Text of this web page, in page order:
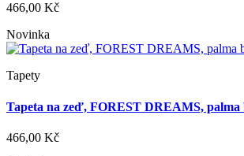
466,00 Kč
Novinka
Tapety
Tapeta na zeď, FOREST DREAMS, palma
466,00 Kč